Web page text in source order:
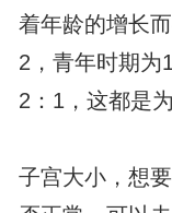
着年龄的增长
2，青年时期为
2：1，这都是
子宫大小，想